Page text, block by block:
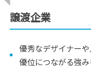
譲渡企業
優秀なデザイナー
優位につながる強